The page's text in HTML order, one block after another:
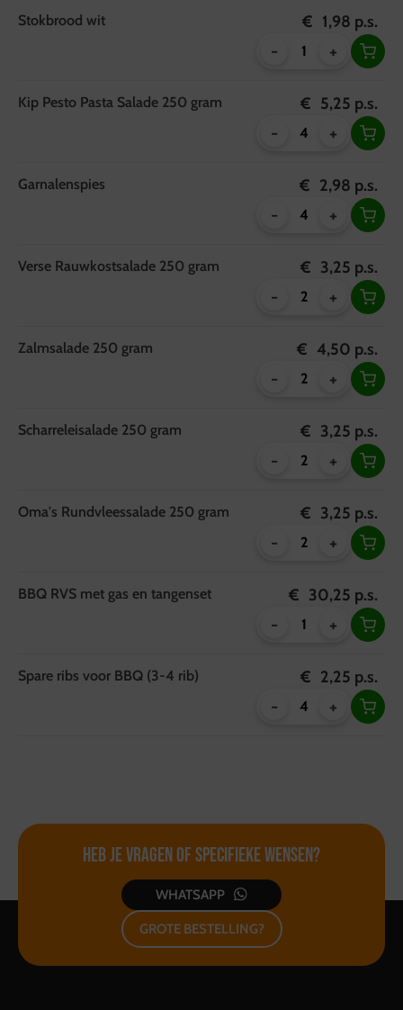
Stokbrood wit € 1,98 p.s.
- +
Kip Pesto Pasta Salade 250 gram € 5,25 p.s.
- +
Garnalenspies € 2,98 p.s.
- +
Verse Rauwkostsalade 250 gram € 3,25 p.s.
- +
Zalmsalade 250 gram € 4,50 p.s.
- +
Scharreleisalade 250 gram € 3,25 p.s.
- +
Oma's Rundvleessalade 250 gram € 3,25 p.s.
- +
BBQ RVS met gas en tangenset € 30,25 p.s.
- +
Spare ribs voor BBQ (3-4 rib) € 2,25 p.s.
- +
Heb je vragen ofspecifieke wensen?
WHATSAPP
GROTE BESTELLING?